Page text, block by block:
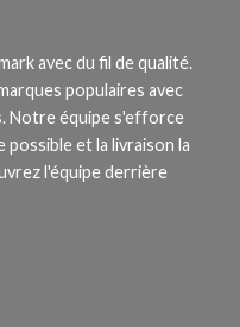
avec du fil de qualité.
populaires avec
Notre équipe s'efforce
et la livraison la
l'équipe derrière